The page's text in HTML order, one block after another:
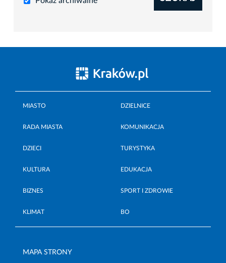
MIASTO DZIELNICE
RADA MIASTA KOMUNIKACJA
DZIECI TURYSTYKA
KULTURA EDUKACJA
BIZNES SPORT I ZDROWIE
KLIMAT BO
MAPA STRONY